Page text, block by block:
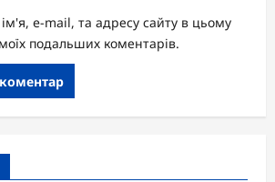
e-mail, та адресу сайту в цьому
подальших коментарів.